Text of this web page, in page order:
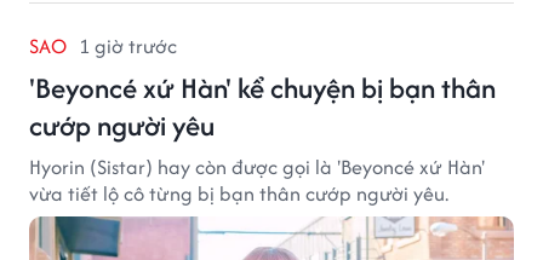
SAO 1 giờ trước
'Beyoncé xứ Hàn' kể chuyện bị bạn thân
cướp người yêu
Hyorin (Sistar) hay còn được gọi là 'Beyoncé xứ Hàn'
vừa tiết lộ cô từng bị bạn thân cướp người yêu.